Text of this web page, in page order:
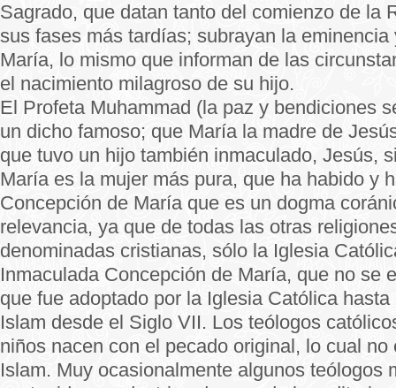
Sagrado, que datan tanto del comienzo de la
sus fases más tardías; subrayan la
María, lo mismo que informan de las
el nacimiento milagroso de su hijo.
El Profeta Muhammad (la paz y bendiciones
un dicho famoso; que María la madre de
que tuvo un hijo también inmaculado, Jesús,
María es la mujer más pura, que ha habido y
Concepción de María que es un dogma
relevancia, ya que de todas las otras
denominadas cristianas, sólo la Iglesia
Inmaculada Concepción de María, que no se
que fue adoptado por la Iglesia Católica
Islam desde el Siglo VII. Los teólogos
niños nacen con el pecado original, lo cual no
Islam. Muy ocasionalmente algunos teólogos